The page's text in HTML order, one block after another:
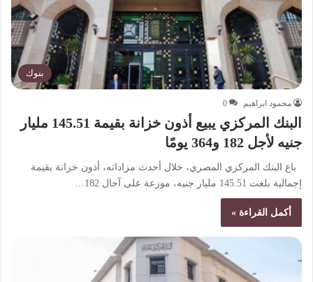
بنوك
محمود ابراهيم 0
البنك المركزي يبيع أذون خزانة بقيمة 145.51 مليار
جنيه لأجل 182 و364 يومًا
باع البنك المركزي المصري، خلال أحدث مزاداته، أذون خزانة بقيمة
إجمالية بلغت 145.51 مليار جنيه، موزعة على آجال 182…
أكمل القراءة »